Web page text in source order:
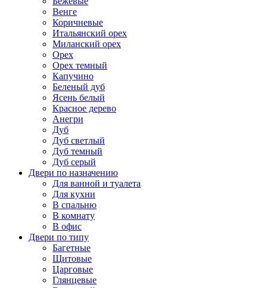
Венге
Коричневые
Итальянский орех
Миланский орех
Орех
Орех темный
Капучино
Беленый дуб
Ясень белый
Красное дерево
Анегри
Дуб
Дуб светлый
Дуб темный
Дуб серый
Двери по назначению
Для ванной и туалета
Для кухни
В спальню
В комнату
В офис
Двери по типу
Багетные
Щитовые
Царговые
Глянцевые